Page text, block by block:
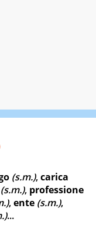
(s.m.),carica
(s.m.), professione
,ente (s.m.),
...